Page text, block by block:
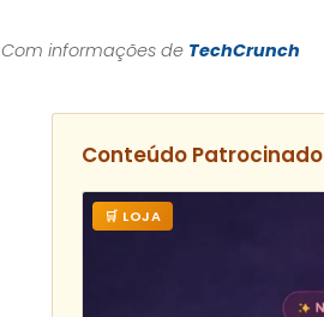
Com informações de TechCrunch
Conteúdo Patrocinado
🛒 LOJA